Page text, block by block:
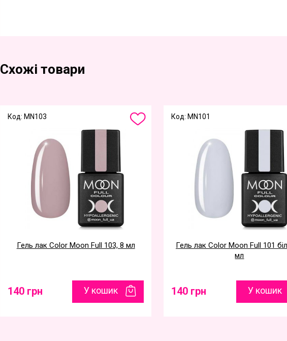
Схожі товари
Код: MN103
Гель лак Color Moon Full 103, 8 мл
140 грн У кошик
Код: MN101
Гель лак Color Moon Full 101
мл
140 грн У кошик